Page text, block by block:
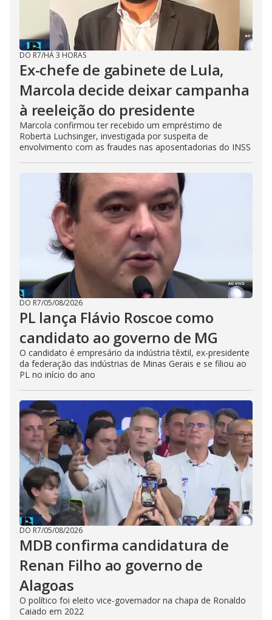
DO R7/HÁ 3 HORAS
Ex-chefe de gabinete de Lula,
Marcola decide deixar campanha
à reeleição do presidente
Marcola confirmou ter recebido um empréstimo de
Roberta Luchsinger, investigada por suspeita de
envolvimento com as fraudes nas aposentadorias do INSS
DO R7/05/08/2026
PL lança Flávio Roscoe como
candidato ao governo de MG
O candidato é empresário da indústria têxtil, ex-presidente
da federação das indústrias de Minas Gerais e se filiou ao
PL no início do ano
DO R7/05/08/2026
MDB confirma candidatura de
Renan Filho ao governo de
Alagoas
O político foi eleito vice-governador na chapa de Ronaldo
Caiado em 2022